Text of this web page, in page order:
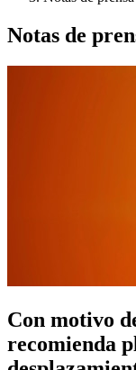
Notas de
Con motivo
recomienda